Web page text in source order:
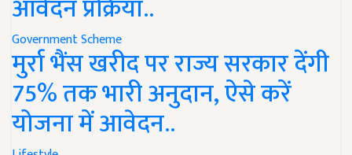
आवेदन प्रक्रिया..
Government Scheme
मुर्रा भैंस खरीद पर राज्य सरकार देंगी
75% तक भारी अनुदान, ऐसे करें
योजना में आवेदन..